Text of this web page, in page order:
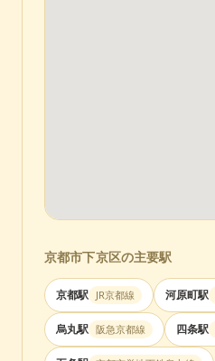
京都市下京区の主要駅
京都駅 JR京都線 河原町駅
烏丸駅 阪急京都線 四条駅